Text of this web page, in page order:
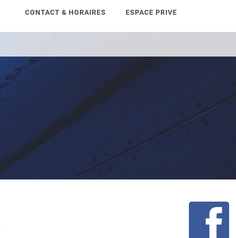
ESPACE PRIVE
CONTACT & HORAIRES